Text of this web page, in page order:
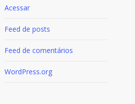
Acessar
Feed de posts
Feed de comentários
WordPress.org